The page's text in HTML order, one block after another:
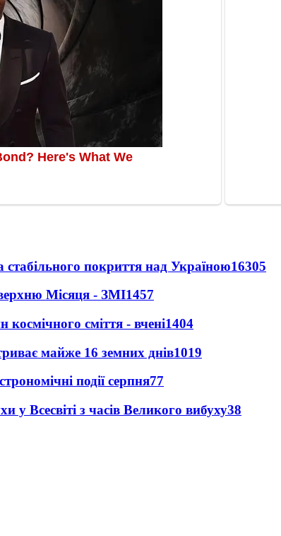
стабільного покриття над Україною16305
Місяця - ЗМІ1457
сміття - вчені1404
майже 16 земних днів1019
події серпня77
Всесвіті з часів Великого вибуху38